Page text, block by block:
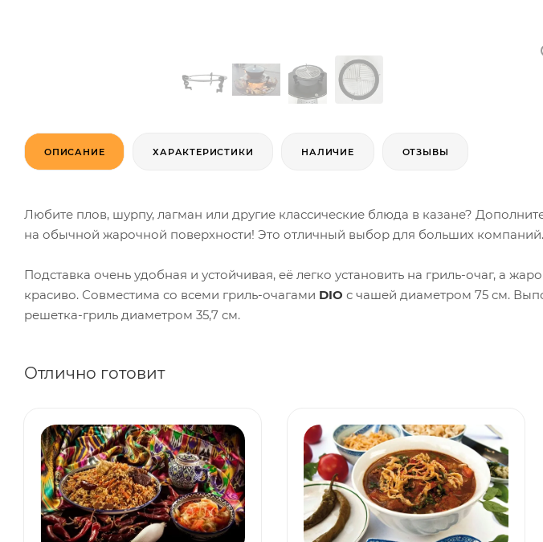
ОПИСАНИЕ ХАРАКТЕРИСТИКИ НАЛИЧИЕ ОТЗЫВЫ
Любите плов, шурпу, лагман или другие классические блюда в казане?
на обычной жарочной поверхности! Это отличный выбор для больших
Подставка очень удобная и устойчивая, её легко установить на гриль-очаг, а
красиво. Совместима со всеми гриль-очагами DIO с чашей диаметром 75 см.
решетка-гриль диаметром 35,7 см.
Отлично готовит